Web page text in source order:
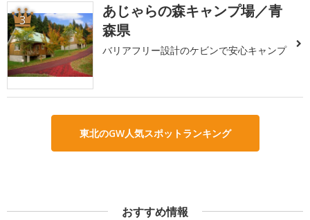
3
あじゃらの森キャンプ場／青
森県
バリアフリー設計のケビンで安心キャンプ
東北のGW人気スポットランキング
おすすめ情報